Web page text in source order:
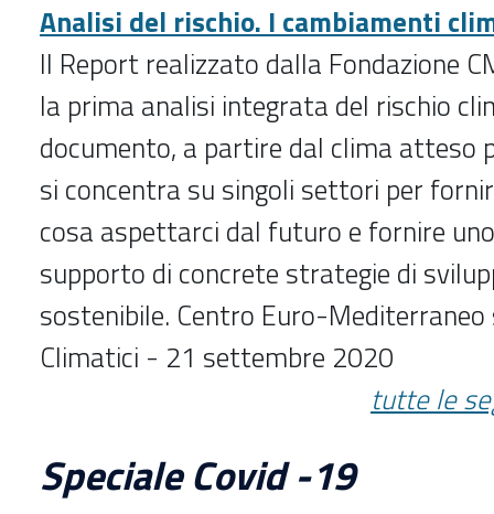
Analisi del rischio. I cambiamenti
Il Report realizzato dalla Fondazione
la prima analisi integrata del rischio
documento, a partire dal clima atteso
si concentra su singoli settori per
cosa aspettarci dal futuro e fornire
supporto di concrete strategie di
sostenibile. Centro Euro-
Climatici - 21 settembre 2020
tutte le
Speciale Covid -19